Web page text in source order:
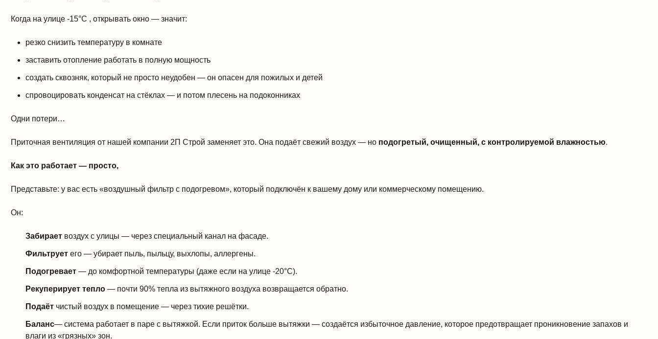
Когда на улице -15°C , открывать окно — значит:
резко снизить температуру в комнате
заставить отопление работать в полную мощность
создать сквозняк, который не просто неудобен — он опасен для пожилых и детей
спровоцировать конденсат на стёклах — и потом плесень на подоконниках
Одни потери…
Приточная вентиляция от нашей компании 2П Строй заменяет это. Она подаёт свежий воздух — но подогретый, очищенный, с контролируемой влажностью.
Как это работает — просто,
Представьте: у вас есть «воздушный фильтр с подогревом», который подключён к вашему дому или коммерческому помещению.
Он:
Забирает воздух с улицы — через специальный канал на фасаде.
Фильтрует его — убирает пыль, пыльцу, выхлопы, аллергены.
Подогревает — до комфортной температуры (даже если на улице -20°C).
Рекуперирует тепло — почти 90% тепла из вытяжного воздуха возвращается обратно.
Подаёт чистый воздух в помещение — через тихие решётки.
Баланс— система работает в паре с вытяжкой. Если приток больше вытяжки — создаётся избыточное давление, которое предотвращает проникновение запахов и
влаги из «грязных» зон.